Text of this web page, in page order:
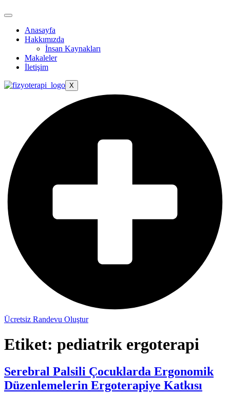
Anasayfa
Hakkımızda
İnsan Kaynakları
Makaleler
İletişim
X
Ücretsiz Randevu Oluştur
Etiket: pediatrik ergoterapi
Serebral Palsili Çocuklarda Ergonomik
Düzenlemelerin Ergoterapiye Katkısı